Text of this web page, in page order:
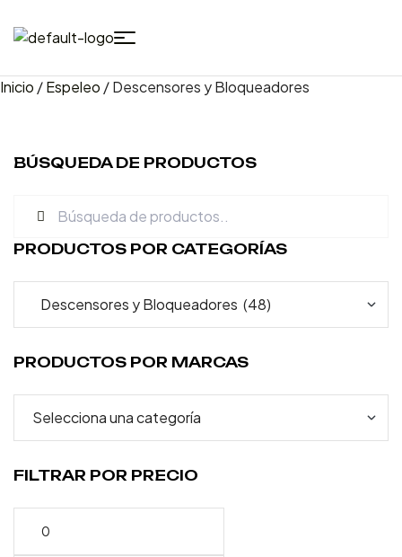
Inicio /Espeleo / Descensores y Bloqueadores
BÚSQUEDA DE PRODUCTOS
PRODUCTOS POR CATEGORÍAS
PRODUCTOS POR MARCAS
FILTRAR POR PRECIO